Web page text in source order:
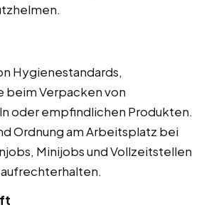
Hygienestandards,
beim Verpacken von
oder empfindlichen Produkten.
Ordnung am Arbeitsplatz bei
Minijobs und Vollzeitstellen